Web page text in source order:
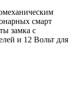
смарт
замка с
и 12 Вольт для